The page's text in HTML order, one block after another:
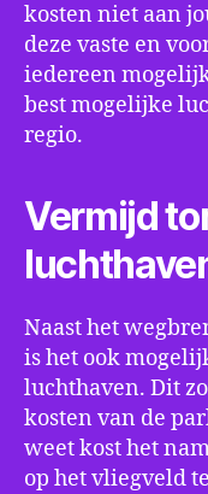
kosten niet aan
deze vaste en
iedereen
best mogelijke
regio.
Vermijd
Naast het
is het ook
luchthaven. Dit
kosten van de
weet kost het
op het vliegveld